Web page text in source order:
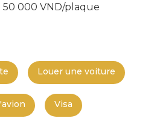
50 000 VND/plaque
Louer une voiture
Visa